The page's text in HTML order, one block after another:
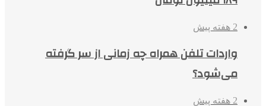
2 هفته پیش
واردات تلفن همراه چه زمانی از سر گرفته
می‌شود؟
2 هفته پیش